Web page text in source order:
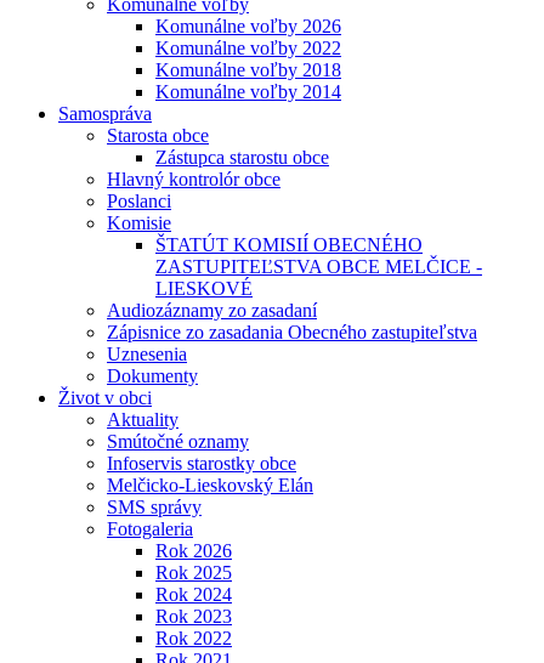
Komunálne voľby
Komunálne voľby 2026
Komunálne voľby 2022
Komunálne voľby 2018
Komunálne voľby 2014
Samospráva
Starosta obce
Zástupca starostu obce
Hlavný kontrolór obce
Poslanci
Komisie
ŠTATÚT KOMISIÍ OBECNÉHO
ZASTUPITEĽSTVA OBCE MELČICE -
LIESKOVÉ
Audiozáznamy zo zasadaní
Zápisnice zo zasadania Obecného zastupiteľstva
Uznesenia
Dokumenty
Život v obci
Aktuality
Smútočné oznamy
Infoservis starostky obce
Melčicko-Lieskovský Elán
SMS správy
Fotogaleria
Rok 2026
Rok 2025
Rok 2024
Rok 2023
Rok 2022